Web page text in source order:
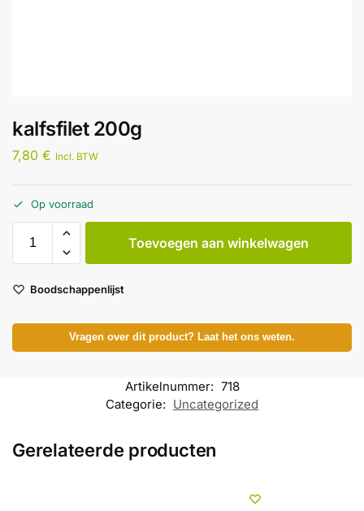
kalfsfilet 200g
7,80 € Incl. BTW
Op voorraad
Toevoegen aan winkelwagen
Boodschappenlijst
Vragen over dit product? Laat het ons weten.
Artikelnummer: 718
Categorie: Uncategorized
Gerelateerde producten